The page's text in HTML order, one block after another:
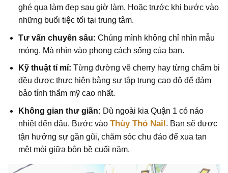
ghé qua làm đẹp sau giờ làm. Hoặc trước khi bước vào
những buổi tiệc tối tại trung tâm.
Tư vấn chuyên sâu: Chúng mình không chỉ nhìn mẫu
móng. Mà nhìn vào phong cách sống của bạn.
Kỹ thuật tỉ mỉ: Từng đường vẽ cherry hay từng chấm bi
đều được thực hiện bằng sự tập trung cao độ để đảm
bảo tính thẩm mỹ cao nhất.
Không gian thư giãn: Dù ngoài kia Quận 1 có náo
nhiệt đến đâu. Bước vào Thùy Thỏ Nail. Bạn sẽ được
tận hưởng sự gần gũi, chăm sóc chu đáo để xua tan
mệt mỏi giữa bộn bề cuối năm.